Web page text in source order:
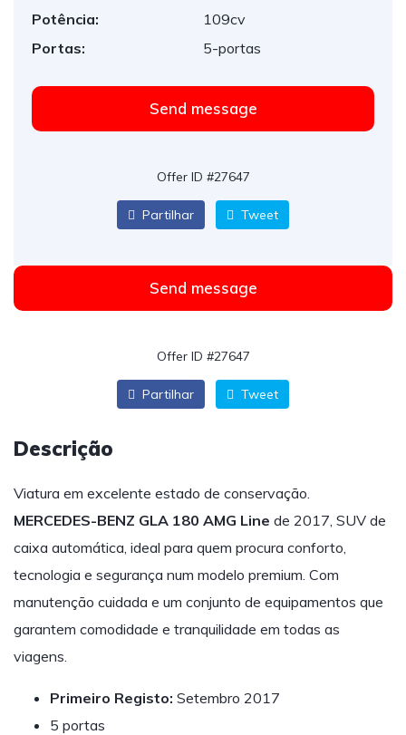
Potência:
109cv
Portas:
5-portas
Send message
Offer ID #27647
Partilhar Tweet
Send message
Offer ID #27647
Partilhar Tweet
Descrição
Viatura em excelente estado de conservação.
MERCEDES-BENZ GLA 180 AMG Line de 2017, SUV de
caixa automática, ideal para quem procura conforto,
tecnologia e segurança num modelo premium. Com
manutenção cuidada e um conjunto de equipamentos que
garantem comodidade e tranquilidade em todas as
viagens.
Primeiro Registo: Setembro 2017
5 portas